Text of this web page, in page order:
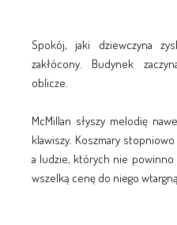
Spokój, jaki dziewczyna
zakłócony. Budynek
oblicze.
McMillan słyszy melodię
klawiszy. Koszmary
a ludzie, których nie powinno
wszelką cenę do niego